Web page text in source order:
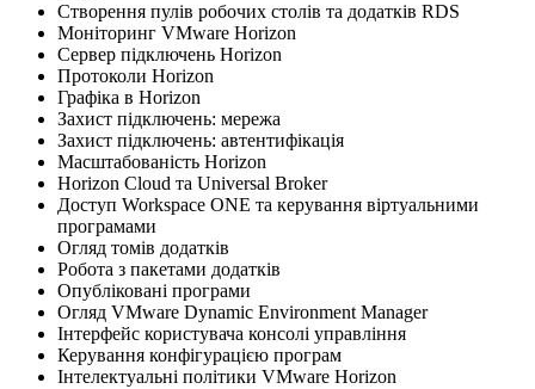
Створення пулів робочих столів та додатків RDS
Моніторинг VMware Horizon
Сервер підключень Horizon
Протоколи Horizon
Графіка в Horizon
Захист підключень: мережа
Захист підключень: автентифікація
Масштабованість Horizon
Horizon Cloud та Universal Broker
Доступ Workspace ONE та керування віртуальними
програмами
Огляд томів додатків
Робота з пакетами додатків
Опубліковані програми
Огляд VMware Dynamic Environment Manager
Інтерфейс користувача консолі управління
Керування конфігурацією програм
Інтелектуальні політики VMware Horizon